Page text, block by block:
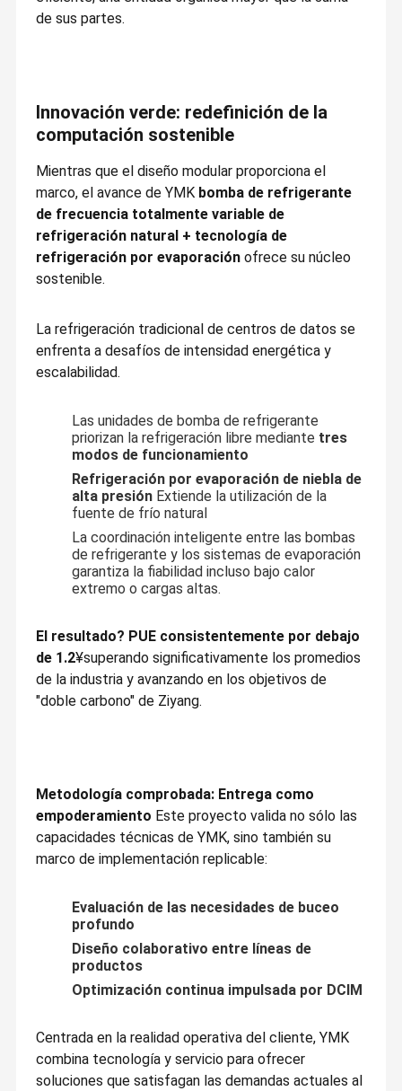
En Casa. Productos
Sobre
Recorrido
Por La
Control De
Calidad
Contacta
Con
Nosotros
Noticias
Casos De
Trabajo
Cita
Refrigeración de la habitación
Refrigeración en bastidor
Máquina de humedad constante
Unidad de aire acondicionado exterior
Unidad de refrigeración
Refrigeración a gran escala
Data Center micro
de sus partes.
Innovación verde: redefinición de la
computación sostenible
Mientras que el diseño modular proporciona el
marco, el avance de YMK bomba de refrigerante
de frecuencia totalmente variable de
refrigeración natural + tecnología de
refrigeración por evaporación ofrece su núcleo
sostenible.
La refrigeración tradicional de centros de datos se
enfrenta a desafíos de intensidad energética y
escalabilidad.
Las unidades de bomba de refrigerante
priorizan la refrigeración libre mediante tres
modos de funcionamiento
Refrigeración por evaporación de niebla de
alta presión Extiende la utilización de la
fuente de frío natural
La coordinación inteligente entre las bombas
de refrigerante y los sistemas de evaporación
garantiza la fiabilidad incluso bajo calor
extremo o cargas altas.
El resultado? PUE consistentemente por debajo
de 1.2¥superando significativamente los promedios
de la industria y avanzando en los objetivos de
"doble carbono" de Ziyang.
Metodología comprobada: Entrega como
empoderamiento Este proyecto valida no sólo las
capacidades técnicas de YMK, sino también su
marco de implementación replicable:
Evaluación de las necesidades de buceo
profundo
Diseño colaborativo entre líneas de
productos
Optimización continua impulsada por DCIM
Centrada en la realidad operativa del cliente, YMK
combina tecnología y servicio para ofrecer
soluciones que satisfagan las demandas actuales al
empresa nacional de alta tecnología. Fue cotizada en la Bolsa
de Valores de Shenzhen en 2011 (SZ.300249).
Al principio, YMK se centró en la tecnología de gestión térmica
confiable, eficiente y de ahorro de energía y aplicaciones para
informatización a la tecnología digital,YMK se ha basado en su
ingeniería industrial a largo plazo y en una comprensión
profunda de los escenarios de los clientes para formar un
diseño de cadena industrial completa de equipos críticos
impulsado por 4WD, ingeniería inteligente, monitoreo y gestión
de software y servicios inteligentes en la industria de la
infraestructura digital,Desarrollo de un proveedor de servicios
de soluciones ecológicas para todo el ciclo de vida de la
infraestructura física crítica, y se compromete a construir una
centros de datos de carbono cero.
La compañía cuenta actualmente con 3 centros de tecnología
empresarial, docenas de centros de operaciones en China y el
sudeste asiático, y se dedica a trabajar con los clientes para
lograr un desarrollo sostenible.